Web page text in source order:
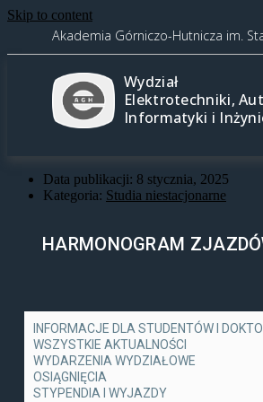
Skip to content
Akademia Górniczo-Hutnicza im.
Wydział
Elektrotechniki,
Informatyki i
Data publikacji: 8 stycznia, 2025
Kategoria: Studia niestacjonarne
HARMONOGRAM
INFORMACJE DLA STUDENTÓW I
WSZYSTKIE AKTUALNOŚCI
WYDARZENIA WYDZIAŁOWE
OSIĄGNIĘCIA
STYPENDIA I WYJAZDY